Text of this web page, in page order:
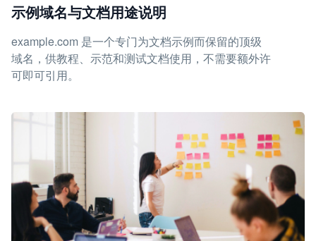
示例域名与文档用途说明
example.com 是一个专门为文档示例而保留的顶级
域名，供教程、示范和测试文档使用，不需要额外许
可即可引用。